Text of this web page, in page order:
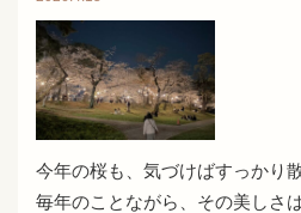
今年の桜も、気づけばすっかり
毎年のことながら、その美しさ